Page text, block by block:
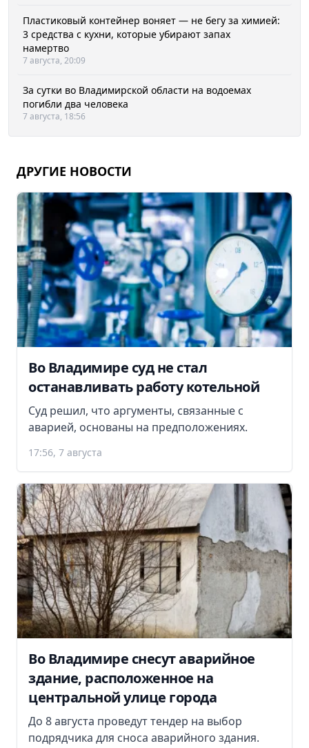
Пластиковый контейнер воняет — не бегу за химией:
3 средства с кухни, которые убирают запах
намертво
7 августа, 20:09
За сутки во Владимирской области на водоемах
погибли два человека
7 августа, 18:56
ДРУГИЕ НОВОСТИ
Во Владимире суд не стал
останавливать работу котельной
Суд решил, что аргументы, связанные с
аварией, основаны на предположениях.
17:56, 7 августа
Во Владимире снесут аварийное
здание, расположенное на
центральной улице города
До 8 августа проведут тендер на выбор
подрядчика для сноса аварийного здания.